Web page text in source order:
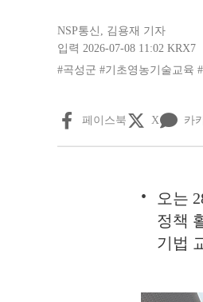
NSP통신 , 김용재 기자
입력 2026-07-08 11:02 KRX7
#곡성군 #기초영농기술교육
페이스북 X 카
오는
정책
기법